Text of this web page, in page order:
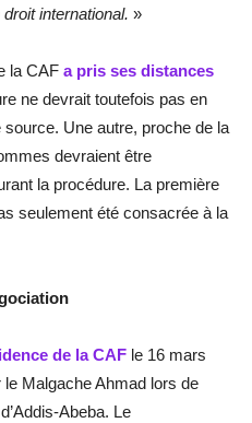
international. »
la CAF a pris ses distances
ne devrait toutefois pas en
Une autre, proche de la
devraient être
la procédure. La première
seulement été consacrée à la
de la CAF le 16 mars
Malgache Ahmad lors de
Abeba. Le